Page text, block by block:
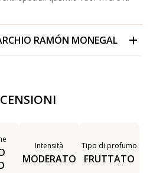
RAMÓN MONEGAL
Intensità
MODERATO
Tipo di profumo
FRUTTATO